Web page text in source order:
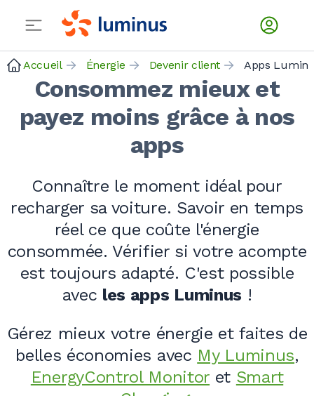
Accueil Énergie Devenir client Apps
Consommez mieux et
payez moins grâce à nos
apps
Connaître le moment idéal pour
recharger sa voiture. Savoir en temps
réel ce que coûte l'énergie
consommée. Vérifier si votre acompte
est toujours adapté. C'est possible
avec les apps Luminus !
Gérez mieux votre énergie et faites de
belles économies avec My Luminus,
EnergyControl Monitor et Smart